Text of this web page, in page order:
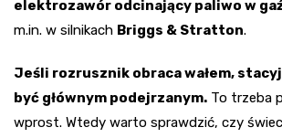
elektrozawór odcinający paliwo w
m.in. w silnikach Briggs & Stratton.
Jeśli rozrusznik obraca wałem,
być głównym podejrzanym. To trzeba
wprost. Wtedy warto sprawdzić, czy